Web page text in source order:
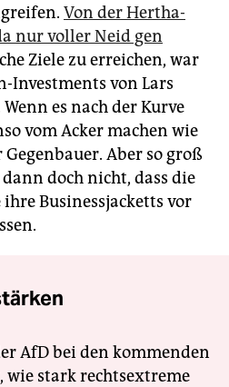
Von der Hertha-
nur voller Neid gen
Ziele zu erreichen, war
Investments von Lars
es nach der Kurve
vom Acker machen wie
Aber so groß
doch nicht, dass die
Businessjacketts vor
AfD bei den kommenden
wie stark rechtsextreme